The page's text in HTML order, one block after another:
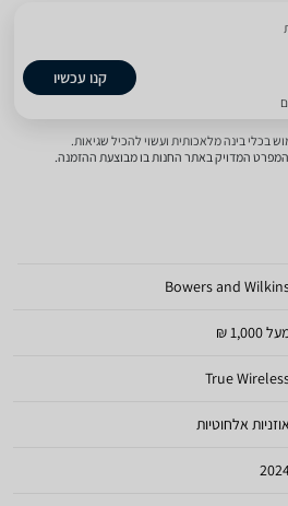
קנו עכשיו
בכלי בינה מלאכותית ועשוי להכיל שגיאות.
המדויק באתר החנות בו מבוצעת ההזמנה.
Bowers and
1,000 ₪
True
אוזניות אלחוטיות